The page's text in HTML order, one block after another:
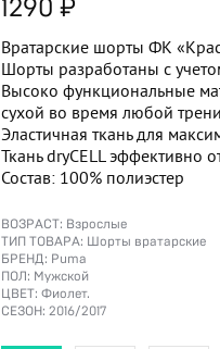
1290
Вратарские шорты ФК
Шорты разработаны с
Высоко функциональные
сухой во время любой
Эластичная ткань для
Ткань dryCELL эффективно
Состав: 100% полиэстер
ВОЗРАСТ: Взрослые
ТИП ТОВАРА: Шорты вратарские
БРЕНД: Puma
ПОЛ: Мужской
ЦВЕТ: Фиолет.
СЕЗОН: 2016/2017